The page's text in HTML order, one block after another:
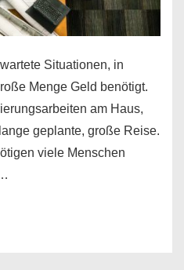
Situationen, in
Menge Geld benötigt.
am Haus,
geplante, große Reise.
viele Menschen